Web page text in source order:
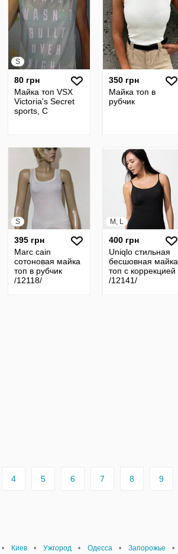
S
80 грн
Майка топ VSX
Victoria's Secret
sports, C
350 грн
Майка топ в
рубчик
S
395 грн
Marc cain
сотоновaя майка
топ в рубчик
/12118/
M, L
400 грн
Uniqlo cтильная
бесшовная майка
топ с коррекцией
/12141/
4 5 6 7 8 9
• Киев • Ужгород • Одесса • Запорожье •